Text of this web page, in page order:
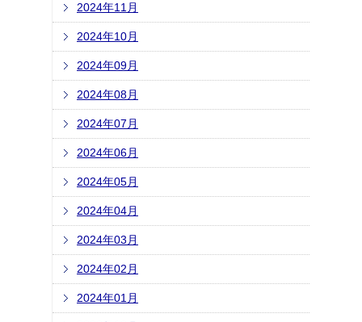
2024年11月
2024年10月
2024年09月
2024年08月
2024年07月
2024年06月
2024年05月
2024年04月
2024年03月
2024年02月
2024年01月